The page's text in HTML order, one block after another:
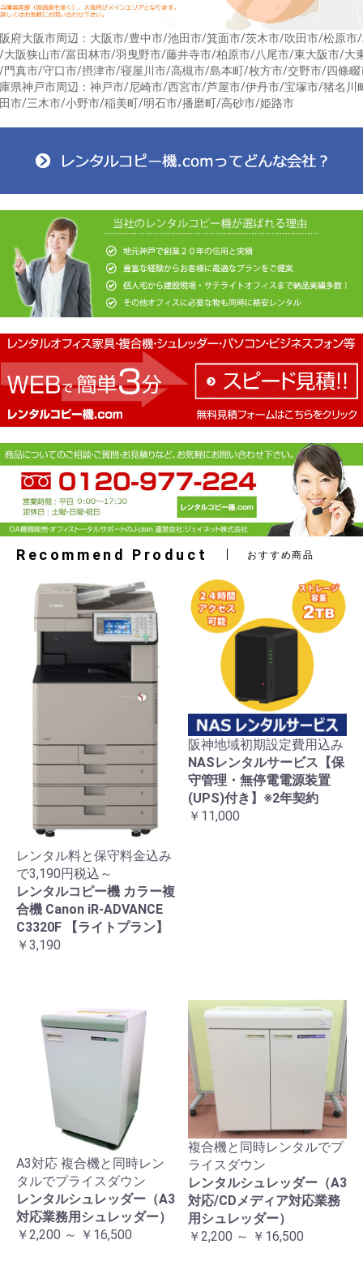
府大阪市周辺：大阪市/豊中市/池田市/箕面市/茨木市/吹田市/松原市
大阪狭山市/富田林市/羽曳野市/藤井寺市/柏原市/八尾市/東大阪市/大
門真市/守口市/摂津市/寝屋川市/高槻市/島本町/枚方市/交野市/四條畷
県神戸市周辺：神戸市/尼崎市/西宮市/芦屋市/伊丹市/宝塚市/猪名川
市/三木市/小野市/稲美町/明石市/播磨町/高砂市/姫路市
Recommend Product おすすめ商品
レンタル料と保守料金込み
で3,190円税込～
レンタルコピー機 カラー複
合機 Canon iR-ADVANCE
C3320F 【ライトプラン】
￥3,190
阪神地域初期設定費用込み
NASレンタルサービス【保
守管理・無停電電源装置
(UPS)付き】※2年契約
￥11,000
A3対応 複合機と同時レン
タルでプライスダウン
レンタルシュレッダー（A3
対応業務用シュレッダー）
￥2,200 ～ ￥16,500
複合機と同時レンタルでプ
ライスダウン
レンタルシュレッダー（A3
対応/CDメディア対応業務
用シュレッダー）
￥2,200 ～ ￥16,500